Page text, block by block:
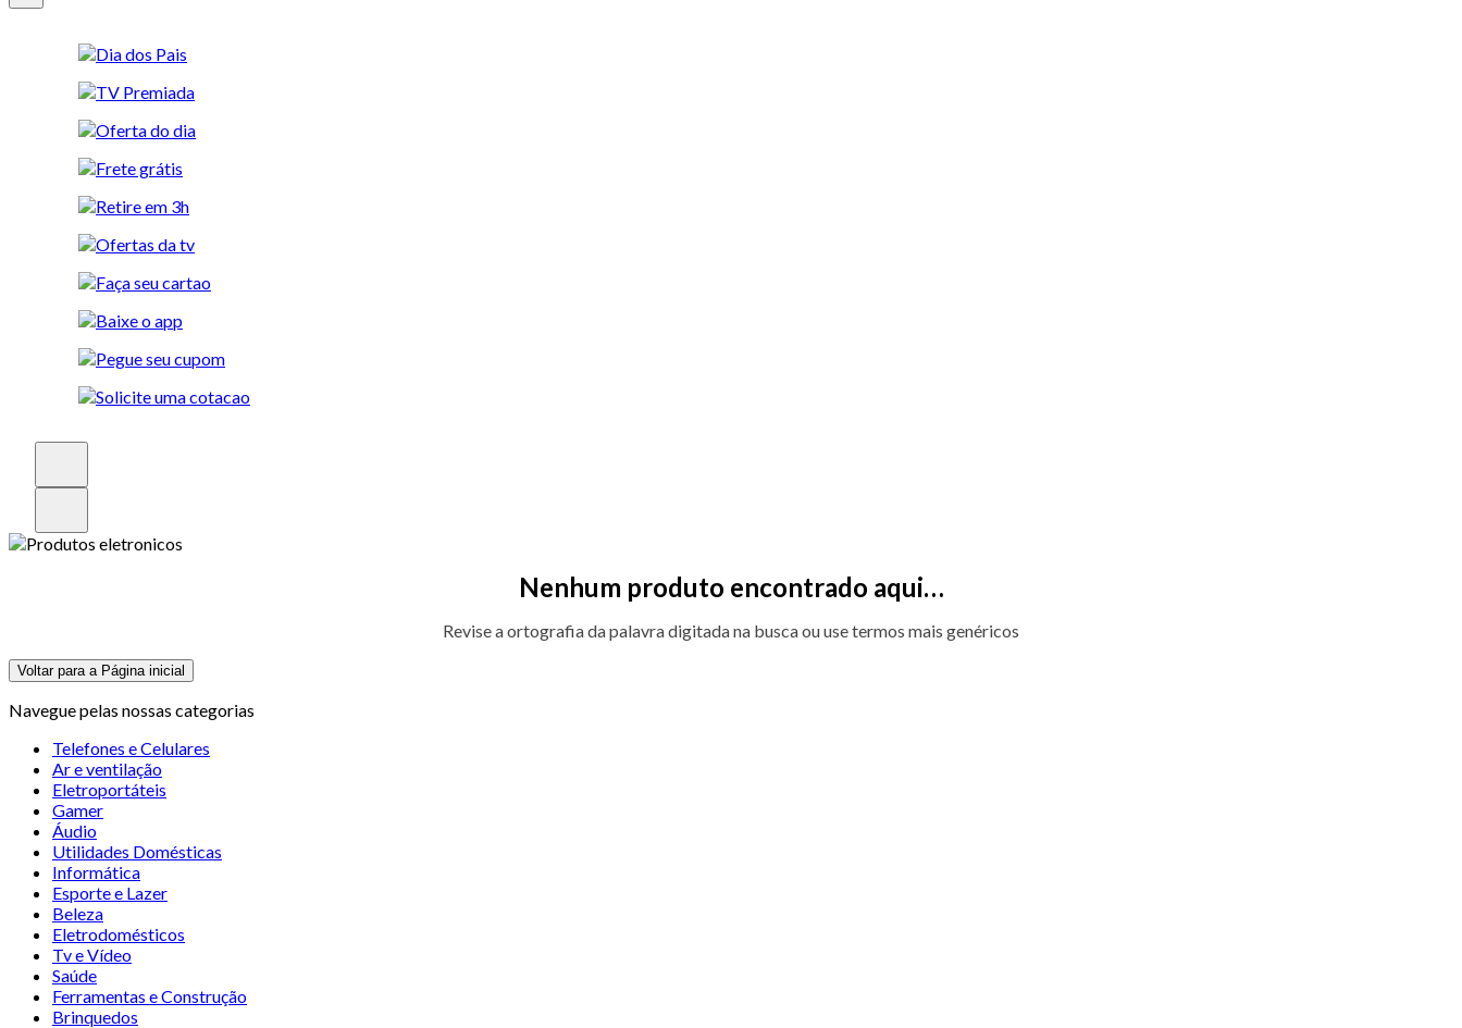
Nenhum produto encontrado aqui…
Revise a ortografia da palavra digitada na busca ou use termos mais genéricos
Voltar para a Página inicial
Navegue pelas nossas categorias
Telefones e Celulares
Ar e ventilação
Eletroportáteis
Gamer
Áudio
Utilidades Domésticas
Informática
Esporte e Lazer
Beleza
Eletrodomésticos
Tv e Vídeo
Saúde
Ferramentas e Construção
Brinquedos